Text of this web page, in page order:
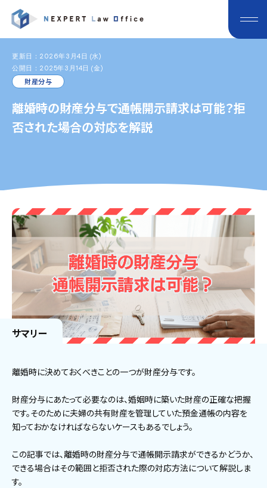
更新日：2026年3月4日 (水)
公開日：2025年3月14日 (金)
財産分与
離婚時の財産分与で通帳開示請求は可能？拒
否された場合の対応を解説
サマリー
離婚時に決めておくべきことの一つが財産分与です。
財産分与にあたって必要なのは、婚姻時に築いた財産の正確な把握
です。そのために夫婦の共有財産を管理していた預金通帳の内容を
知っておかなければならないケースもあるでしょう。
この記事では、離婚時の財産分与で通帳開示請求ができるかどうか、
できる場合はその範囲と拒否された際の対応方法について解説しま
す。